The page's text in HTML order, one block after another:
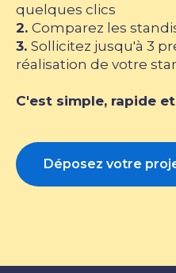
quelques clics
2. Comparez les
3. Sollicitez jusqu'à 3
réalisation de votre
C'est simple, rapide
Déposez votre